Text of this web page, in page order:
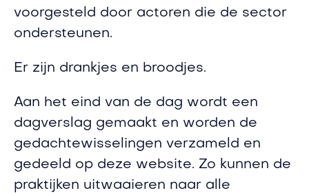
voorgesteld door actoren die de sector
ondersteunen.
Er zijn drankjes en broodjes.
Aan het eind van de dag wordt een
dagverslag gemaakt en worden de
gedachtewisselingen verzameld en
gedeeld op deze website. Zo kunnen de
praktijken uitwaaieren naar alle